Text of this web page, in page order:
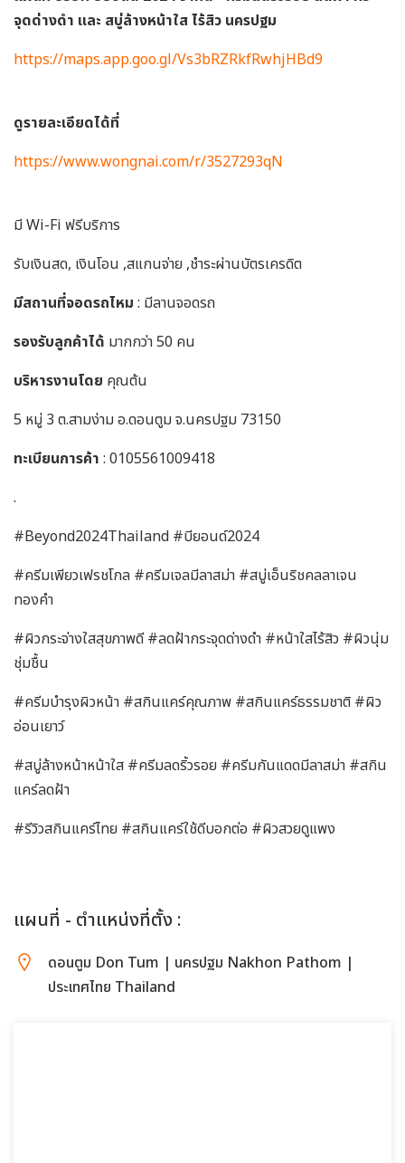
จุดด่างดำ และ สบู่ล้างหน้าใส ไร้สิว นครปฐม
https://maps.app.goo.gl/Vs3bRZRkfRwhjHBd9
ดูรายละเอียดได้ที่
https://www.wongnai.com/r/3527293qN
มี Wi-Fi ฟรีบริการ
รับเงินสด, เงินโอน ,สแกนจ่าย ,ชำระผ่านบัตรเครดิต
มีสถานที่จอดรถไหม : มีลานจอดรถ
รองรับลูกค้าได้ มากกว่า 50 คน
บริหารงานโดย คุณต้น
5 หมู่ 3 ต.สามง่าม อ.ดอนตูม จ.นครปฐม 73150
ทะเบียนการค้า : 0105561009418
.
#Beyond2024Thailand #บียอนด์2024
#ครีมเพียวเฟรชโกล #ครีมเจลมีลาสม่า #สบู่เอ็นริชคลลาเจน
ทองคำ
#ผิวกระจ่างใสสุขภาพดี #ลดฝ้ากระจุดด่างดำ #หน้าใสไร้สิว #ผิวนุ่ม
ชุ่มชื้น
#ครีมบำรุงผิวหน้า #สกินแคร์คุณภาพ #สกินแคร์ธรรมชาติ #ผิว
อ่อนเยาว์
#สบู่ล้างหน้าหน้าใส #ครีมลดริ้วรอย #ครีมกันแดดมีลาสม่า #สกิน
แคร์ลดฝ้า
#รีวิวสกินแคร์ไทย #สกินแคร์ใช้ดีบอกต่อ #ผิวสวยดูแพง
แผนที่ - ตำแหน่งที่ตั้ง :
ดอนตูม Don Tum | นครปฐม Nakhon Pathom |
ประเทศไทย Thailand